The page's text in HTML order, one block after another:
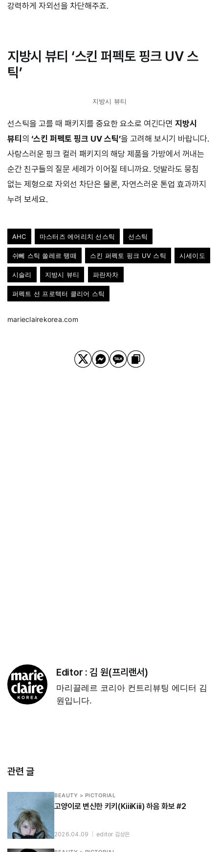
강력하게 자외선을 차단해주죠.
지방시 뷰티 ‘스킨 퍼펙토 핑크 UV 스
틱’
지방시 뷰티
선스틱을 고를 때 패키지를 중요한 요소로 여긴다면 지방시
뷰티 의 ‘스킨 퍼펙토 핑크 UV 스틱’을 고려해 보시기 바랍니다.
사랑스러운 핑크 컬러 패키지의 해당 제품을 가방에서 꺼내는
순간 친구들의 질문 세례가 이어질 테니까요. 덧발라도 뭉침
없는 제형으로 자외선 차단은 물론, 자연스러운 톤업 효과까지
누려 보세요.
AHC 마스터즈 에어리치 선스틱 선스틱
쉬뻬 스틱 쏠레르 뗑떼 스킨 퍼펙토 핑크 UV 스틱 시세이도
시슬리 지방시 뷰티 파란자차
퍼펙트 선 프로텍터 클리어 스틱
marieclairekorea.com
Editor : 김 원(프리랜서)
마리끌레르 코리아 컨트리뷰팅 에디터 김
원입니다.
관련 글
BEAUTY > PICTORIAL
고양이로 변신한 키키(KiiiKiii) 하음 화보 #2
2026.04.09 editor 김상은